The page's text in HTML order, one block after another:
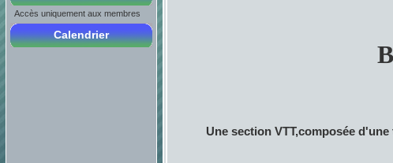
Accès uniquement aux membres
Calendrier
Une section VTT,composée